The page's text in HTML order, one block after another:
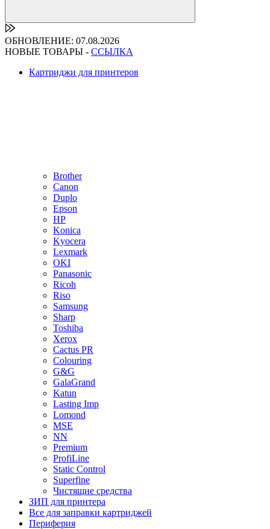
ОБНОВЛЕНИЕ: 07.08.2026
НОВЫЕ ТОВАРЫ - ССЫЛКА
Картриджи для принтеров
Brother
Canon
Duplo
Epson
HP
Konica
Kyocera
Lexmark
OKI
Panasonic
Ricoh
Riso
Samsung
Sharp
Toshiba
Xerox
Cactus PR
Colouring
G&G
GalaGrand
Katun
Lasting Imp
Lomond
MSE
NN
Premium
ProfiLine
Static Control
Superfine
Чистящие средства
ЗИП для принтера
Все для заправки картриджей
Периферия